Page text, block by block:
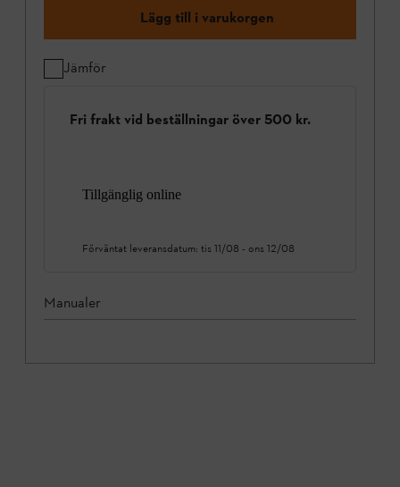
Lägg till i varukorgen
Jämför
Fri frakt vid beställningar över 500 kr.
Tillgänglig online
Förväntat leveransdatum: tis 11/08 - ons 12/08
Manualer